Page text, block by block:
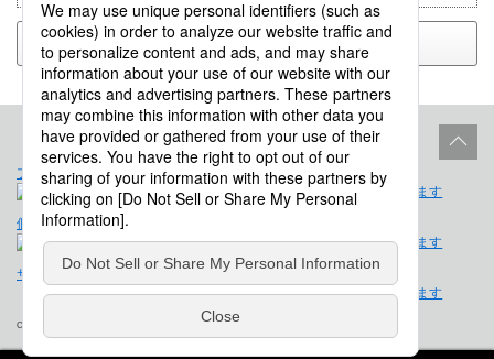
戻る
プロダクトライフサイクル サイトポリシー
個人情報保護法に基づく公表事項
サイトマップ
Copyright © Saison Technology Co., Ltd. All Rights Reserved.